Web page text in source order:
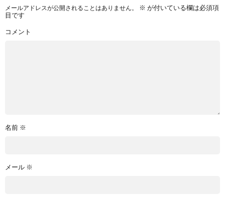
メールアドレスが公開されることはありません。 ※ が付いている欄は必須項
目です
コメント
名前 ※
メール ※